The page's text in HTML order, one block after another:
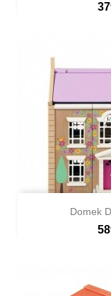
Szybki
Szybki
Domek